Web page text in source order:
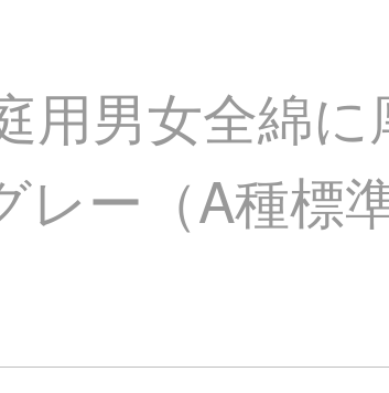
用男女全綿に
レー（A種標